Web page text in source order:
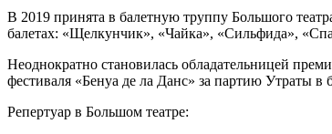
В 2019 принята в балетную труппу Большого
балетах: «Щелкунчик», «Чайка», «Сильфида»,
Неоднократно становилась обладательницей
фестиваля «Бенуа де ла Данс» за партию Утраты
Репертуар в Большом театре: